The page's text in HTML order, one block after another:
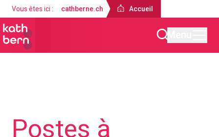
Vous êtes ici : cathberne.ch Accueil